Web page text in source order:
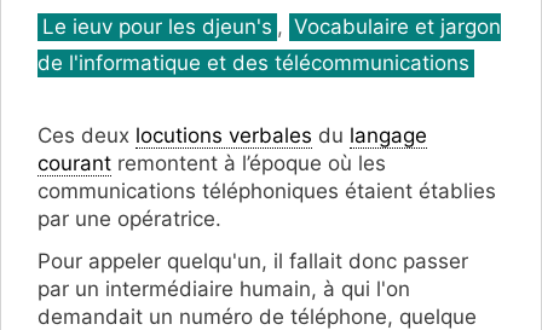
Catégories
Le ieuv pour les djeun's , Vocabulaire et jargon
de l'informatique et des télécommunications
Ces deux locutions verbales du langage
courant remontent à l’époque où les
communications téléphoniques étaient établies
par une opératrice.
Pour appeler quelqu'un, il fallait donc passer
par un intermédiaire humain, à qui l'on
demandait un numéro de téléphone, quelque